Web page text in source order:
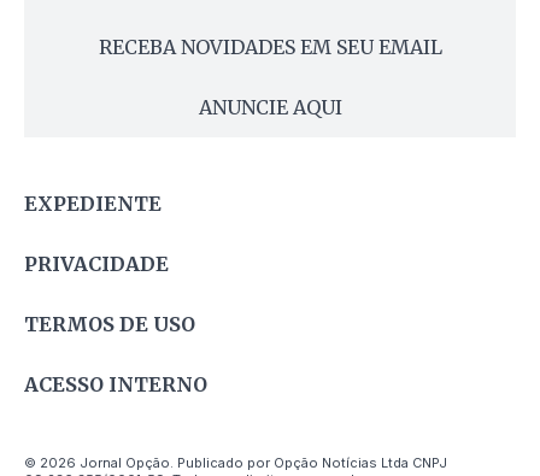
RECEBA NOVIDADES EM SEU EMAIL
ANUNCIE AQUI
EXPEDIENTE
PRIVACIDADE
TERMOS DE USO
ACESSO INTERNO
© 2026 Jornal Opção. Publicado por Opção Notícias Ltda CNPJ